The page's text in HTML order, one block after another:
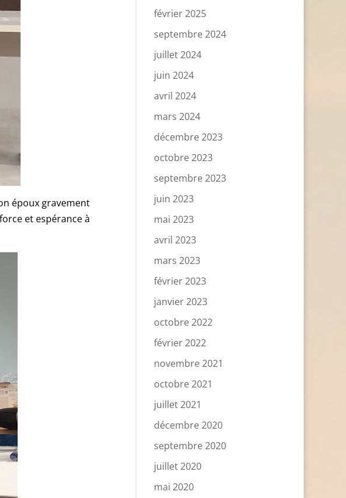
époux gravement
et espérance à
février 2025
septembre 2024
juillet 2024
juin 2024
avril 2024
mars 2024
décembre 2023
octobre 2023
septembre 2023
juin 2023
mai 2023
avril 2023
mars 2023
février 2023
janvier 2023
octobre 2022
février 2022
novembre 2021
octobre 2021
juillet 2021
décembre 2020
septembre 2020
juillet 2020
mai 2020